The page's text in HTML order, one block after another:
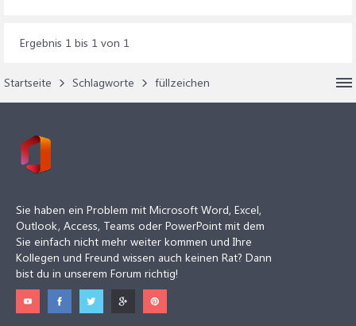
Ergebnis 1 bis 1 von 1
Startseite Schlagworte füllzeichen
Sie haben ein Problem mit Microsoft Word, Excel,
Outlook, Access, Teams oder PowerPoint mit dem
Sie einfach nicht mehr weiter kommen und Ihre
Kollegen und Freund wissen auch keinen Rat? Dann
bist du in unserem Forum richtig!